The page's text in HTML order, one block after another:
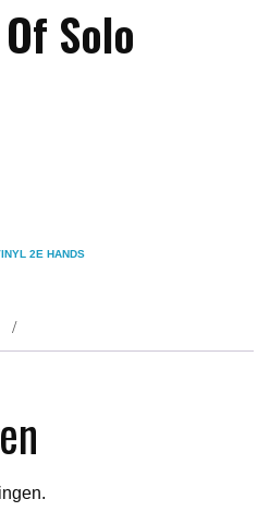
Solo
2E HANDS